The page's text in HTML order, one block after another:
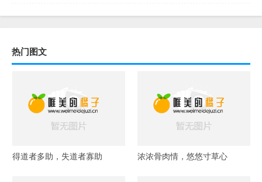
热门图文
得道者多助，失道者寡助 浓浓骨肉情，悠悠寸草心